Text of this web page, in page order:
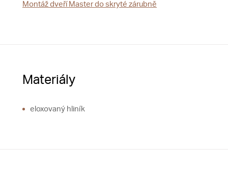
Montáž dveří Master do skryté zárubně
Materiály
eloxovaný hliník